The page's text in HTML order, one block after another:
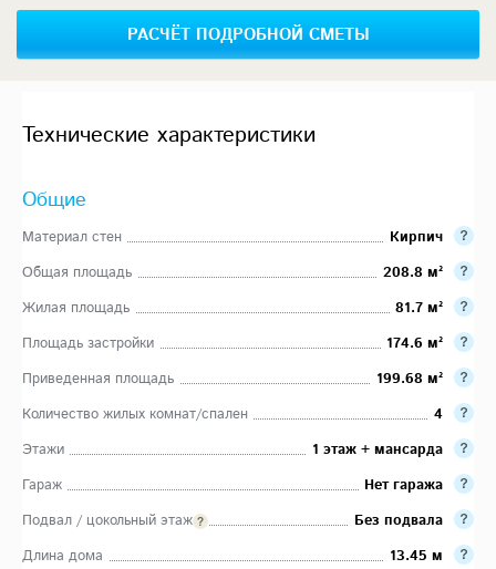
РАСЧЁТ ПОДРОБНОЙ СМЕТЫ
Технические характеристики
Общие
Материал стен
Кирпич
Общая площадь
208.8 м²
Жилая площадь
81.7 м²
Площадь застройки
174.6 м²
Приведенная площадь
199.68 м²
Количество жилых комнат/спален
4
Этажи
1 этаж + мансарда
Гараж
Нет гаража
Подвал / цокольный этаж
Без подвала
Длина дома
13.45 м